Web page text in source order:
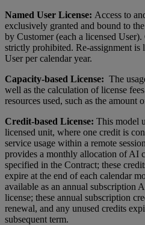
Named User License: Access to
exclusively granted and bound to
by Customer (each a licensed
strictly prohibited. Re-assignment
User per calendar year.
Capacity-based License: The
well as the calculation of license
resources used, such as the amount
Credit-based License: This model
licensed unit, where one credit is
service usage within a remote
provides a monthly allocation of AI
specified in the Contract; these
expire at the end of each calendar
available as an annual subscription
license; these annual subscription
renewal, and any unused credits
subsequent term.